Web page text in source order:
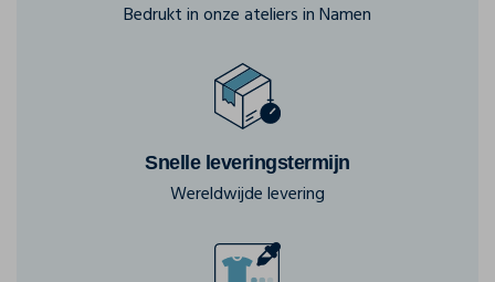
Bedrukt in onze ateliers in Namen
Snelle leveringstermijn
Wereldwijde levering